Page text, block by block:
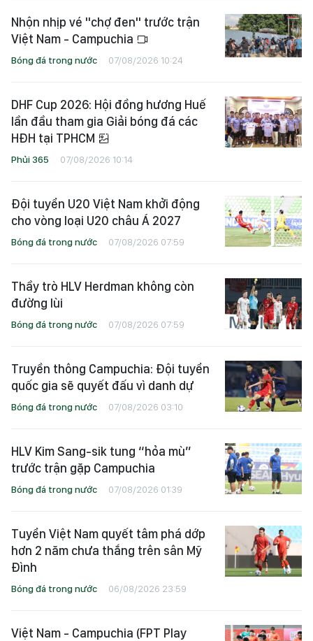
Nhộn nhịp vé "chợ đen" trước trận
Việt Nam - Campuchia
Bóng đá trong nước 07/08/2026 10:24
DHF Cup 2026: Hội đồng hương Huế
lần đầu tham gia Giải bóng đá các
HĐH tại TPHCM
Phủi 365 07/08/2026 10:14
Đội tuyển U20 Việt Nam khởi động
cho vòng loại U20 châu Á 2027
Bóng đá trong nước 07/08/2026 07:59
Thầy trò HLV Herdman không còn
đường lùi
Bóng đá trong nước 07/08/2026 07:59
Truyền thông Campuchia: Đội tuyển
quốc gia sẽ quyết đấu vì danh dự
Bóng đá trong nước 07/08/2026 03:10
HLV Kim Sang-sik tung “hỏa mù”
trước trận gặp Campuchia
Bóng đá trong nước 07/08/2026 01:39
Tuyển Việt Nam quyết tâm phá dớp
hơn 2 năm chưa thắng trên sân Mỹ
Đình
Bóng đá trong nước 06/08/2026 23:59
Việt Nam - Campuchia (FPT Play